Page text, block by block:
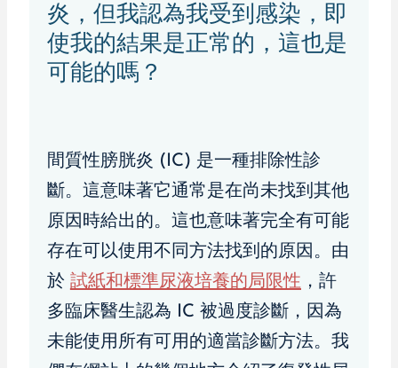
炎，但我認為我受到感染，即
使我的結果是正常的，這也是
可能的嗎？
間質性膀胱炎 (IC) 是一種排除性診
斷。這意味著它通常是在尚未找到其他
原因時給出的。這也意味著完全有可能
存在可以使用不同方法找到的原因。由
於 試紙和標準尿液培養的局限性，許
多臨床醫生認為 IC 被過度診斷，因為
未能使用所有可用的適當診斷方法。我